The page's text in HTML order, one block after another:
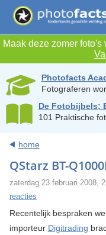
Maak deze zomer
Photofacts
Fotograferen
De Fotobijbels;
101 Praktische
home
QStarz BT-
zaterdag 23 februari 2008,
reacties
Recentelijk bespraken
importeur Digitrading